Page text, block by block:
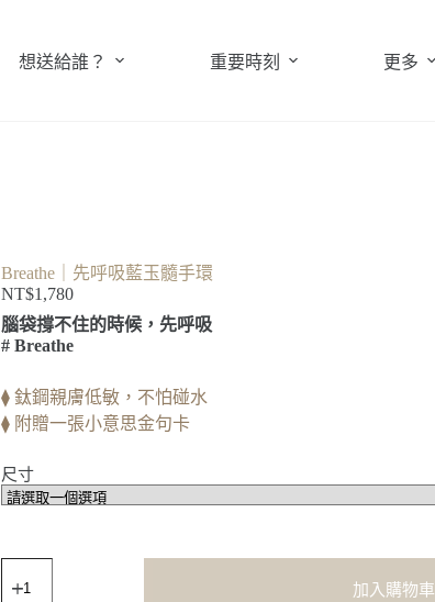
想送給誰？ 重要時刻 更多
Breathe｜先呼吸藍玉髓手環
NT$1,780
腦袋撐不住的時候，先呼吸
# Breathe
⧫ 鈦鋼親膚低敏，不怕碰水
⧫ 附贈一張小意思金句卡
尺寸
｜
加入購物車